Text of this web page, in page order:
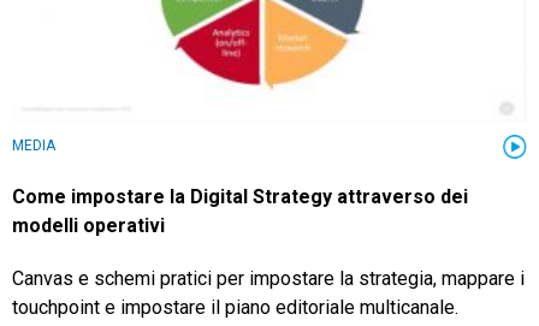
MEDIA
Come impostare la Digital Strategy attraverso dei
modelli operativi
Canvas e schemi pratici per impostare la strategia, mappare i
touchpoint e impostare il piano editoriale multicanale.